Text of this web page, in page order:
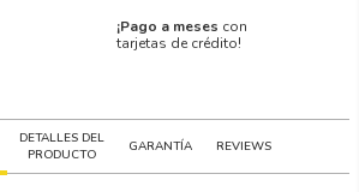
¡Pago a meses con
tarjetas de crédito!
DETALLES DEL
PRODUCTO
GARANTÍA REVIEWS